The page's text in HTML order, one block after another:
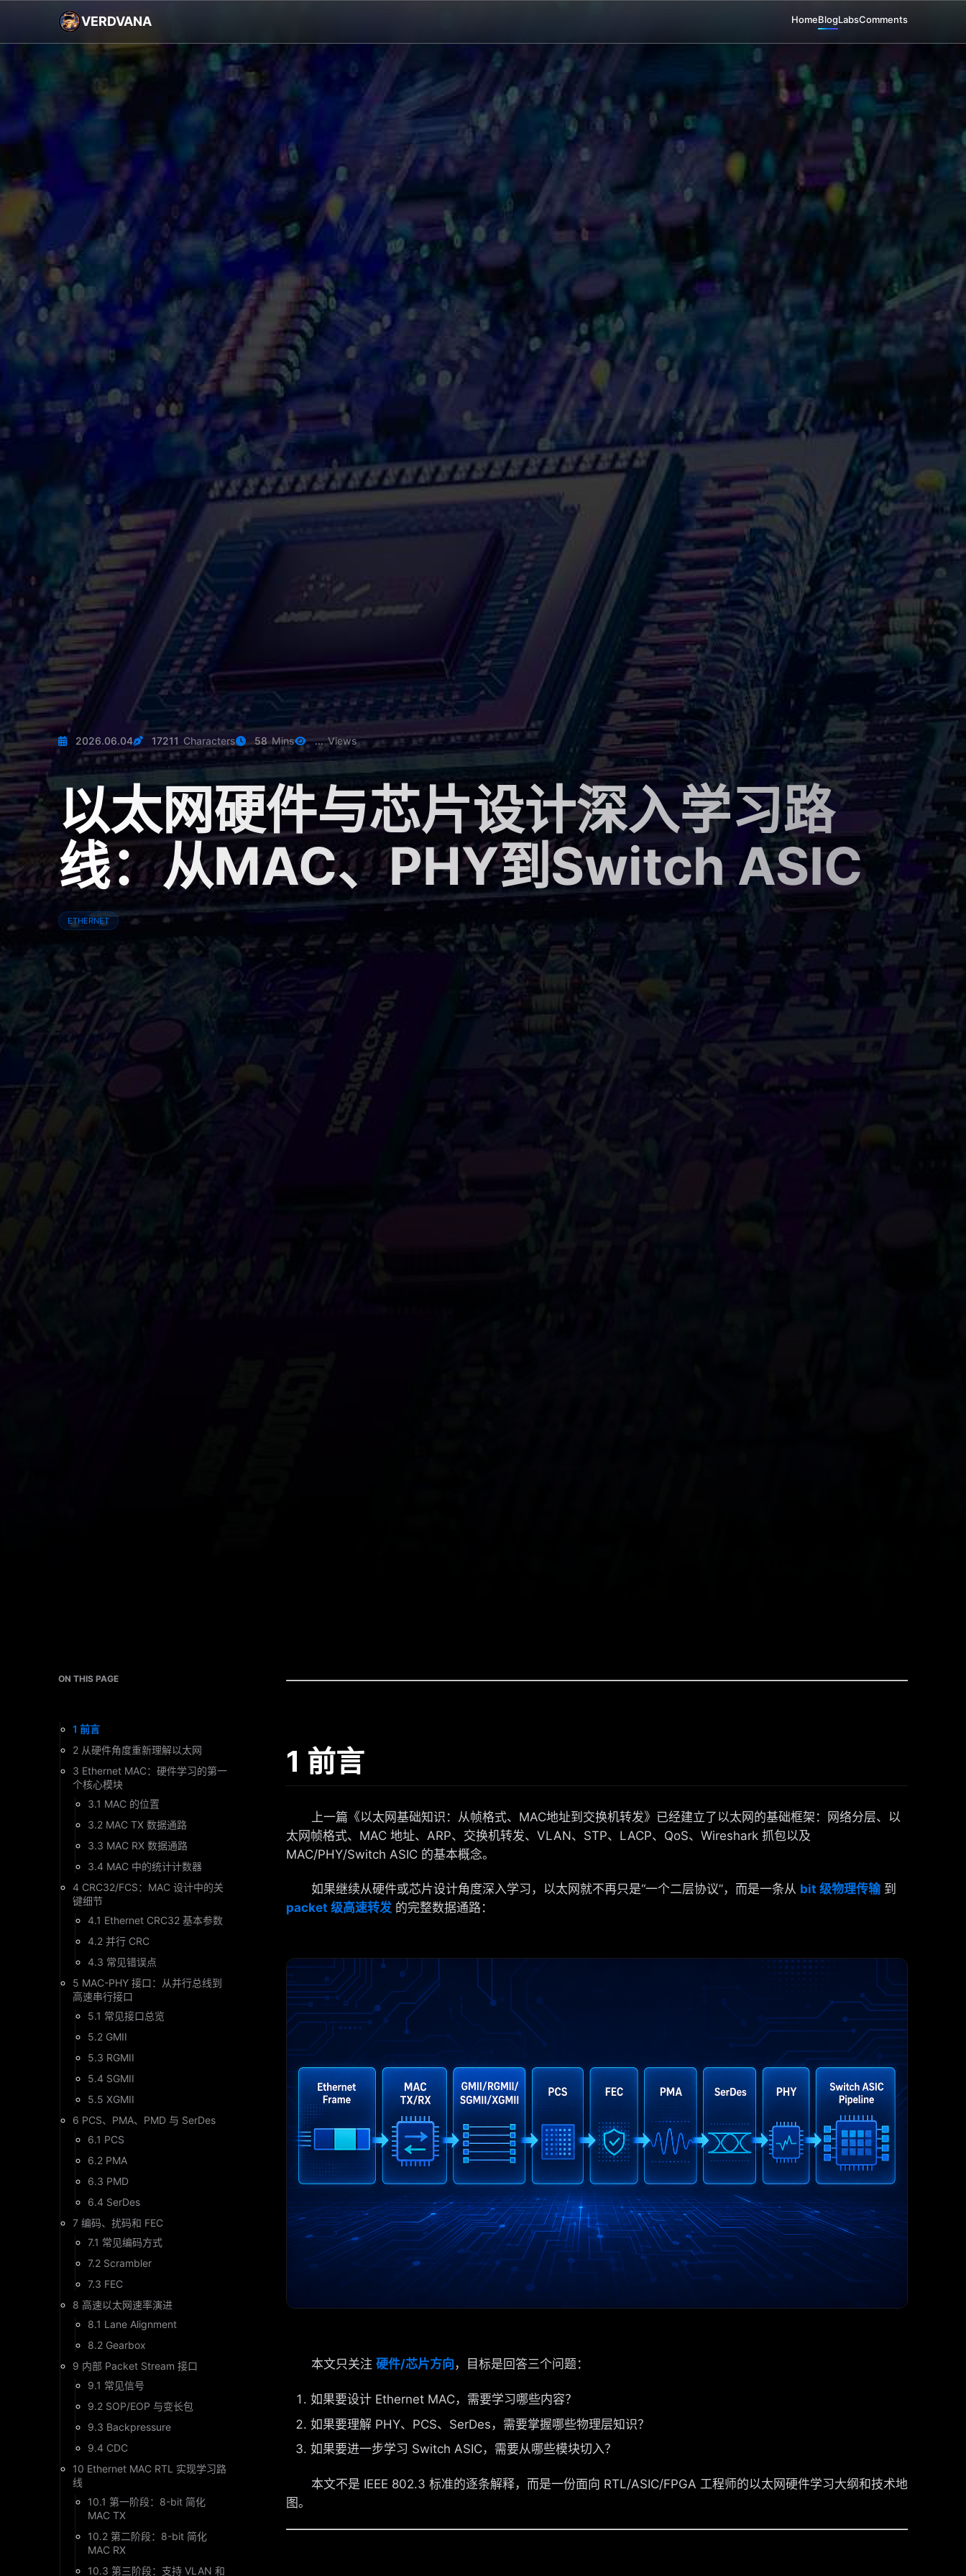
VERDVANA HomeBlogLabsComments
2026.06.04 17211 Characters 58 Mins ... Views
以太网硬件与芯片设计深入学习路
线：从MAC、PHY到Switch ASIC
ETHERNET
1 前言
上一篇《以太网基础知识：从帧格式、MAC地址到交换机转发》已经建立了以太网的基础框架：网络分层、以
太网帧格式、MAC 地址、ARP、交换机转发、VLAN、STP、LACP、QoS、Wireshark 抓包以及
MAC/PHY/Switch ASIC 的基本概念。
如果继续从硬件或芯片设计角度深入学习，以太网就不再只是“一个二层协议”，而是一条从 bit 级物理传输到
packet 级高速转发的完整数据通路：
本文只关注 硬件/芯片方向 ，目标是回答三个问题：
如果要设计 Ethernet MAC，需要学习哪些内容？
如果要理解 PHY、PCS、SerDes，需要掌握哪些物理层知识？
如果要进一步学习 Switch ASIC，需要从哪些模块切入？
本文不是 IEEE 802.3 标准的逐条解释，而是一份面向 RTL/ASIC/FPGA 工程师的以太网硬件学习大纲和技术地
图。
ON THIS PAGE
1 前言
2 从硬件角度重新理解以太网
3 Ethernet MAC：硬件学习的第一
个核心模块
3.1 MAC 的位置
3.2 MAC TX 数据通路
3.3 MAC RX 数据通路
3.4 MAC 中的统计计数器
4 CRC32/FCS：MAC 设计中的关
键细节
4.1 Ethernet CRC32 基本参数
4.2 并行 CRC
4.3 常见错误点
5 MAC-PHY 接口：从并行总线到
高速串行接口
5.1 常见接口总览
5.2 GMII
5.3 RGMII
5.4 SGMII
5.5 XGMII
6 PCS、PMA、PMD 与 SerDes
6.1 PCS
6.2 PMA
6.3 PMD
6.4 SerDes
7 编码、扰码和 FEC
7.1 常见编码方式
7.2 Scrambler
7.3 FEC
8 高速以太网速率演进
8.1 Lane Alignment
8.2 Gearbox
9 内部 Packet Stream 接口
9.1 常见信号
9.2 SOP/EOP 与变长包
9.3 Backpressure
9.4 CDC
10 Ethernet MAC RTL 实现学习路
线
10.1 第一阶段：8-bit 简化
MAC TX
10.2 第二阶段：8-bit 简化
MAC RX
10.3 第三阶段：支持 VLAN 和